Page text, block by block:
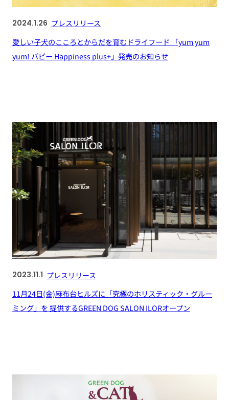
2024.1.26 プレスリリース
愛しい子犬のこころとからだを育むドライフード 「yum yum
yum! パピー Happiness plus+」発売のお知らせ
2023.11.1 プレスリリース
11月24日(金)麻布台ヒルズに「究極のホリスティック・グルー
ミング」を 提供するGREEN DOG SALON ILORオープン